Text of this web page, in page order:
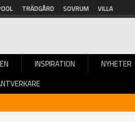
TRÄDGÅRD SOVRUM VILLA
INSPIRATION NYHETER